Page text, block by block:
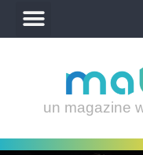
un magazine